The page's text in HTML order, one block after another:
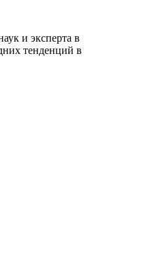
и эксперта в
тенденций в